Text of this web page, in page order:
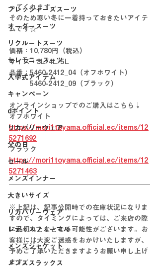
フレッシャーズスーツ
オーダースーツ
リクルートスーツ
セレモニースーツ
入学式アイテム
キャンペーン
dポイント
リカバリーウェア
父の日
セール
メンズインナー
大きいサイズ
リカバリーウェア
レディスフォーマル
メンズジャケット
メンズスラックス
ってくれます。
そのため寒い冬に一着持っておきたいアイテ
ムです☆
価格：10,780円（税込）
サイズ：3L/4L/5L
品番：5460-2412_04（オフホワイト）
5460-2412_09（ブラック）
オンラインショップでのご購入はこちら↓
オフホワイト
https://mori1toyama.official.ec/items/12
5271692
ブラック
https://mori1toyama.official.ec/items/12
5271463
※上記は、記事公開時での在庫状況になりま
すので、タイミングによっては、ご来店の際
に品切れとなとなる可能性がございます。お
客様には大変ご迷惑をおかけいたしますが、
予めご了承いただきますようお願い申し上げ
ます。